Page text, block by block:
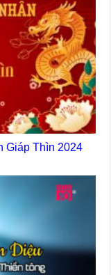
Giáp Thìn 2024